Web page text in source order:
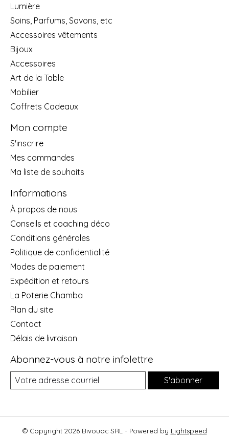
Lumière
Soins, Parfums, Savons, etc
Accessoires vêtements
Bijoux
Accessoires
Art de la Table
Mobilier
Coffrets Cadeaux
Mon compte
S'inscrire
Mes commandes
Ma liste de souhaits
Informations
À propos de nous
Conseils et coaching déco
Conditions générales
Politique de confidentialité
Modes de paiement
Expédition et retours
La Poterie Chamba
Plan du site
Contact
Délais de livraison
Abonnez-vous à notre infolettre
S'abonner
© Copyright 2026 Bivouac SRL - Powered by Lightspeed